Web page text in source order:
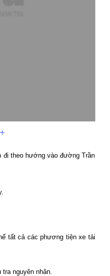
đi theo hướng vào đường Trần
tất cả các phương tiện xe tải
nguyên nhân.